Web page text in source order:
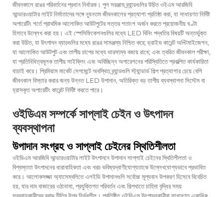
জীবনকালে রঙের পরিবর্তনের প্রধান নির্ধারক। পুল সরঞ্জাম ব্র্যান্ডগুলির উচিত ওইএম আরজিবি
আন্ডারওয়াটার লাইট নির্মাতাদের সঙ্গে ন্যূনতম জীবনকালের প্রত্যাশা প্রতিষ্ঠা করা, যা সাধারণত নির্দিষ্ট
অপারেটিং শর্তে প্রাথমিক আলোকিত আউটপুটের সত্তর শতাংশ অর্জন করতে প্রয়োজনীয় ঘণ্টা
হিসাবে উল্লেখ করা হয়। এই স্পেসিফিকেশনগুলির মধ্যে LED বিনিং পদ্ধতির বিষয়টি অন্তর্ভুক্ত
করা উচিত, যা উৎপাদন ব্যাচগুলির মধ্যে রঙের সামঞ্জস্য নিশ্চিত করে; ড্রাইভ কারেন্ট অপ্টিমাইজেশন,
যা আলোকিত আউটপুট এবং তাপীয় চাপের মধ্যে ভারসাম্য বজায় রাখে; এবং ত্বরিত জীবনকাল পরীক্ষা,
যা প্রতিনিধিত্বমূলক তাপীয় সাইক্লিং এবং অবিচ্ছিন্ন অপারেশনের পরিস্থিতিতে প্রকল্পিত কার্যকারিতা
যাচাই করে। প্রিমিয়াম মার্কেট সেগমেন্টে অবস্থিত ব্র্যান্ডগুলি স্ট্যান্ডার্ড শিল্প প্রত্যাশার চেয়ে বেশি
জীবনকাল বিস্তার করার জন্য উন্নত LED উপাদান, অতিরিক্ত বড় তাপীয় ব্যবস্থাপনা সিস্টেম বা
হ্রাসকৃত অপারেটিং কারেন্ট নির্দিষ্ট করতে পারে।
ওইডিএম সম্পর্কে সাপ্লাই চেইন ও উৎপাদন
ব্যবস্থাপনা
উপাদান সংগ্রহ ও সাপ্লাই চেইনের স্থিতিশীলতা
ওইডিএম আরজিবি আন্ডারওয়াটার লাইট উৎপাদনে উপাদান সাপ্লাই চেইনের স্থিতিশীলতা ও
বিশ্বস্ততা উৎপাদনের ধারাবাহিকতা এবং খরচ ভবিষ্যদ্বাণীযোগ্যতাকে উল্লেখযোগ্যভাবে প্রভাবিত
করে। আলোকসজ্জা অ্যাসেম্বলিতে এলইডি উপাদানগুলি সর্বোচ্চ মূল্যবান উপকরণ হিসেবে বিবেচিত
হয়, যার দাম বাজারের ওঠানামা, প্রযুক্তিগত পরিবর্তন এবং শিল্পখাতে চাহিদা বৃদ্ধির সময়